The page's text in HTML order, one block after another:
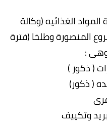
الغذائيه (وكالة
المنصورة وطلخا (فترة
: